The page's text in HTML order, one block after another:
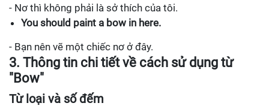
- Nơ thì không phải là sở thích của tôi.
You should paint a bow in here.
- Bạn nên vẽ một chiếc nơ ở đây.
3. Thông tin chi tiết về cách sử dụng từ
"Bow"
Từ loại và số đếm